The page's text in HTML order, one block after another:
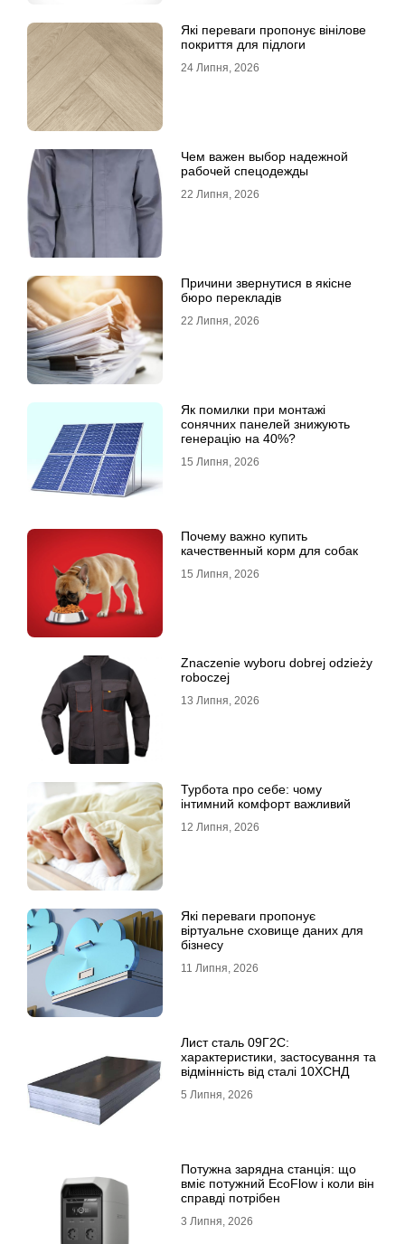
Які переваги пропонує вінілове
покриття для підлоги
24 Липня, 2026
Чем важен выбор надежной
рабочей спецодежды
22 Липня, 2026
Причини звернутися в якісне
бюро перекладів
22 Липня, 2026
Як помилки при монтажі
сонячних панелей знижують
генерацію на 40%?
15 Липня, 2026
Почему важно купить
качественный корм для собак
15 Липня, 2026
Znaczenie wyboru dobrej odzieży
roboczej
13 Липня, 2026
Турбота про себе: чому
інтимний комфорт важливий
12 Липня, 2026
Які переваги пропонує
віртуальне сховище даних для
бізнесу
11 Липня, 2026
Лист сталь 09Г2С:
характеристики, застосування та
відмінність від сталі 10ХСНД
5 Липня, 2026
Потужна зарядна станція: що
вміє потужний EcoFlow і коли він
справді потрібен
3 Липня, 2026